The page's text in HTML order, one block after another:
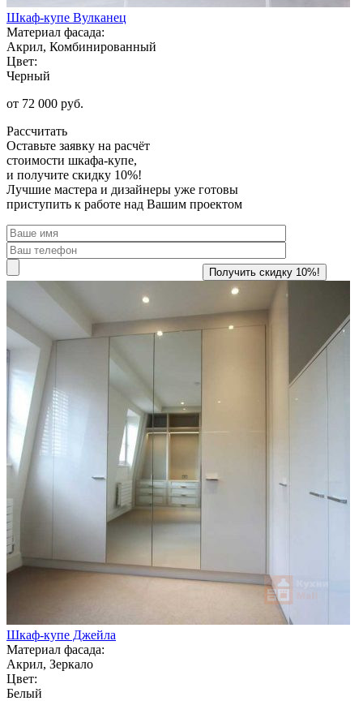
Шкаф-купе Вулканец
Материал фасада:
Акрил, Комбинированный
Цвет:
Черный
от 72 000 руб.
Рассчитать
Оставьте заявку на расчёт
стоимости шкафа-купе,
и получите скидку 10%!
Лучшие мастера и дизайнеры уже готовы
приступить к работе над Вашим проектом
Шкаф-купе Джейла
Материал фасада:
Акрил, Зеркало
Цвет:
Белый